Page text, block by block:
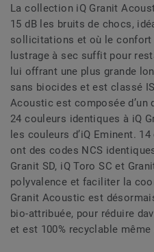
La collection iQ Granit
15 dB les bruits de chocs,
sollicitations et où le confort
lustrage à sec suffit pour
lui offrant une plus grande
sans biocides et est classé
Acoustic est composée
24 couleurs identiques à iQ
les couleurs d’iQ Eminent.
ont des codes NCS
Granit SD, iQ Toro SC et
polyvalence et faciliter la
Granit Acoustic est
bio-attribuée, pour réduire
et est 100% recyclable même